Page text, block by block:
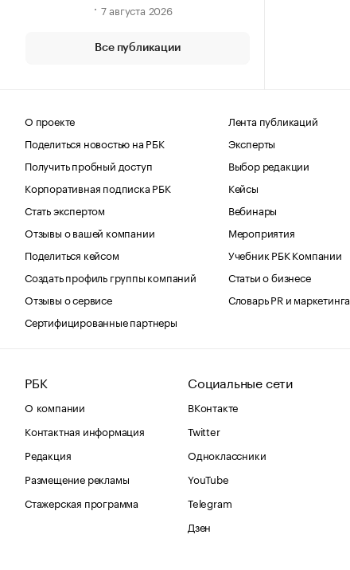
7 августа 2026
Все публикации
О проекте
Поделиться новостью на РБК
Получить пробный доступ
Корпоративная подписка РБК
Стать экспертом
Отзывы о вашей компании
Поделиться кейсом
Создать профиль группы компаний
Отзывы о сервисе
Сертифицированные партнеры
Лента публикаций
Эксперты
Выбор редакции
Кейсы
Вебинары
Мероприятия
Учебник РБК Компании
Статьи о бизнесе
Словарь PR и маркетинга
РБК
О компании
Контактная информация
Редакция
Размещение рекламы
Стажерская программа
Социальные сети
ВКонтакте
Twitter
Одноклассники
YouTube
Telegram
Дзен